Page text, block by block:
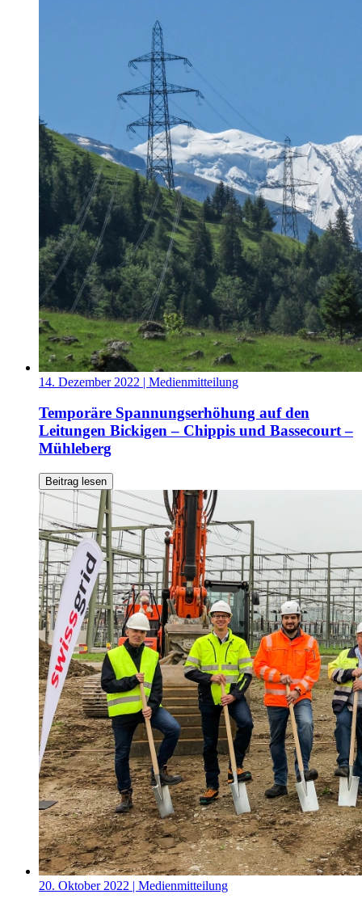
14. Dezember 2022 | Medienmitteilung
Temporäre Spannungserhöhung auf den
Leitungen Bickigen – Chippis und Bassecourt –
Mühleberg
Beitrag lesen
20. Oktober 2022 | Medienmitteilung